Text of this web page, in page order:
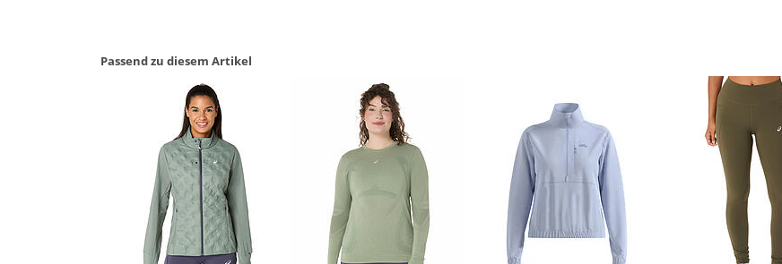
Passend zu diesem Artikel